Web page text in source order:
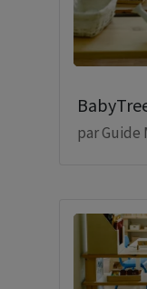
parGuide